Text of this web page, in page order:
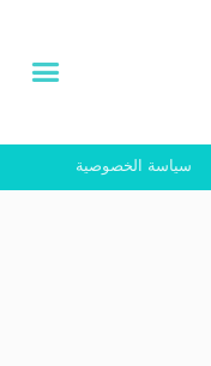
سياسة الخصوصية